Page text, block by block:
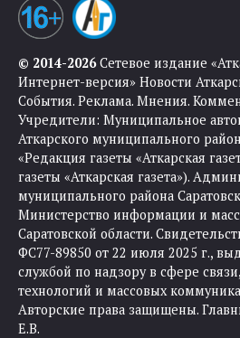
© 2014-2026Сетевое издание
Интернет-версия» Новости
События. Реклама. Мнения.
Учредители: Муниципальное
Аткарского муниципального
«Редакция газеты «Аткарская
газеты «Аткарская газета»).
муниципального района
Министерство информации и
Саратовской области.
ФС77-89850 от 22 июля 2025 г.,
службой по надзору в сфере
технологий и массовых
Авторские права защищены.
Е.В.